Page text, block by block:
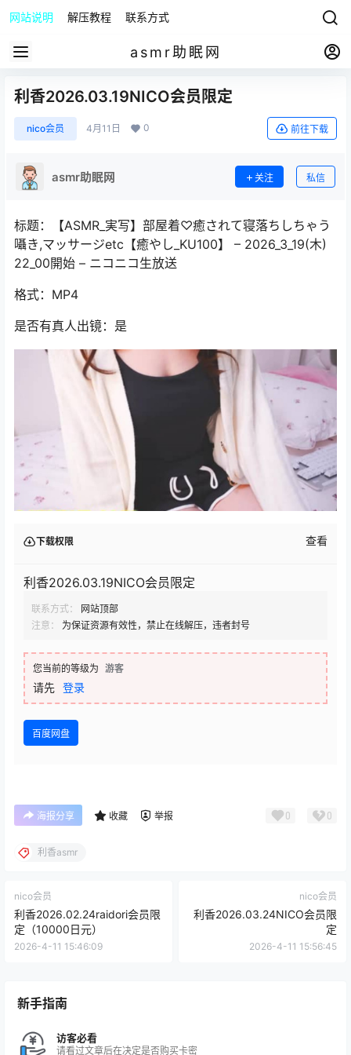
网站说明 解压教程 联系方式
asmr助眠网
利香2026.03.19NICO会员限定
nico会员 4月11日 0 前往下载
asmr助眠网 关注 私信
标题：【ASMR_実写】部屋着♡癒されて寝落ちしちゃう
囁き,マッサージetc【癒やし_KU100】 – 2026_3_19(木)
22_00開始 – ニコニコ生放送
格式：MP4
是否有真人出镜：是
下载权限 查看
利香2026.03.19NICO会员限定
联系方式：
网站顶部
注意：
为保证资源有效性，禁止在线解压，违者封号
您当前的等级为 游客
请先 登录
百度网盘
海报分享 收藏 举报 0 0
利香asmr
nico会员
利香2026.02.24raidori会员限
定（10000日元）
2026-4-11 15:46:09
nico会员
利香2026.03.24NICO会员限
定
2026-4-11 15:56:45
新手指南
访客必看
请看过文章后在决定是否购买卡密